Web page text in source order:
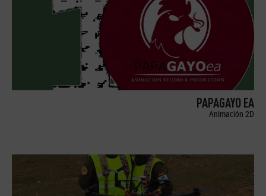
PAPAGAYO EA
Animación 2D